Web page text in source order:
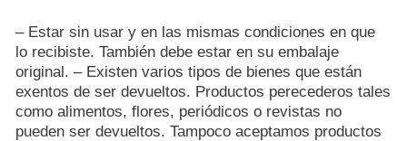
– Estar sin usar y en las mismas condiciones en que
lo recibiste. También debe estar en su embalaje
original.– Existen varios tipos de bienes que están
exentos de ser devueltos. Productos perecederos tales
como alimentos, flores, periódicos o revistas no
pueden ser devueltos. Tampoco aceptamos productos